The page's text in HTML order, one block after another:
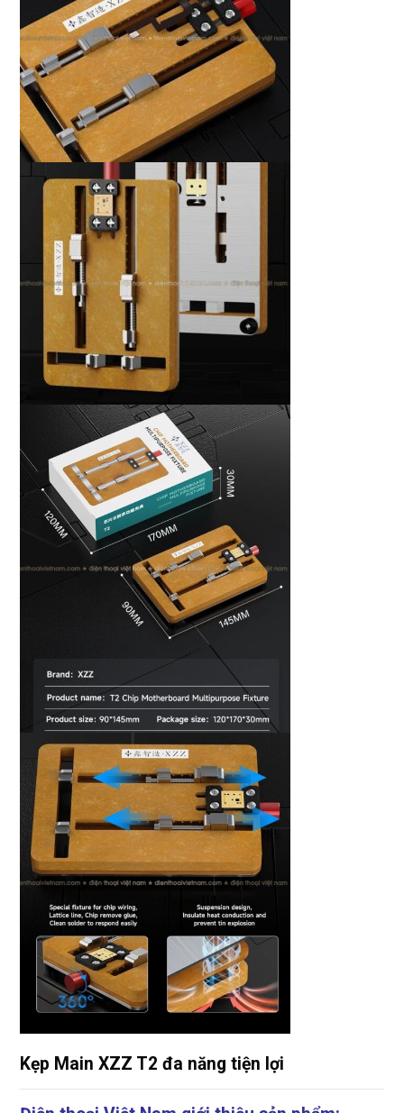
Kẹp Main XZZ T2 đa năng tiện lợi